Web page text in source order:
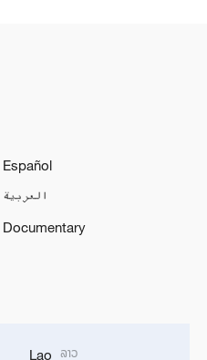
Español
العربية
Documentary
Lao ລາວ